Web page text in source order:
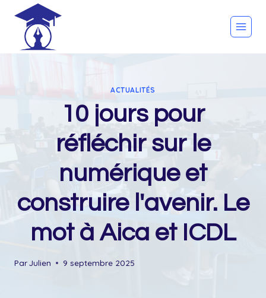
content
ACTUALITÉS
10 jours pour
réfléchir sur le
numérique et
construire l'avenir. Le
mot à Aica et ICDL
ParJulien 9 septembre 2025